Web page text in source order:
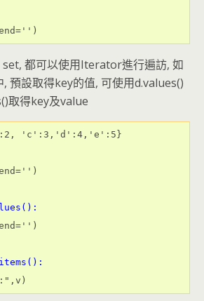
都可以使用Iterator進行遍訪, 如
, 預設取得key的值, 可使用d.values()
取得key及value
'c':3,'d':4,'e':5}